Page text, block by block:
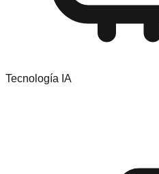
Tecnología IA